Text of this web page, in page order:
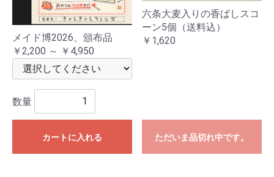
メイド博2026、頒布品
￥2,200 ～ ￥4,950
数量
カートに入れる
六条大麦入りの香ばしスコ
ーン5個（送料込）
￥1,620
ただいま品切れ中です。